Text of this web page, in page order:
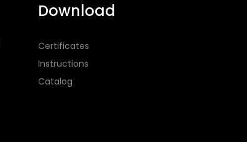
Download
Certificates
Instructions
Catalog